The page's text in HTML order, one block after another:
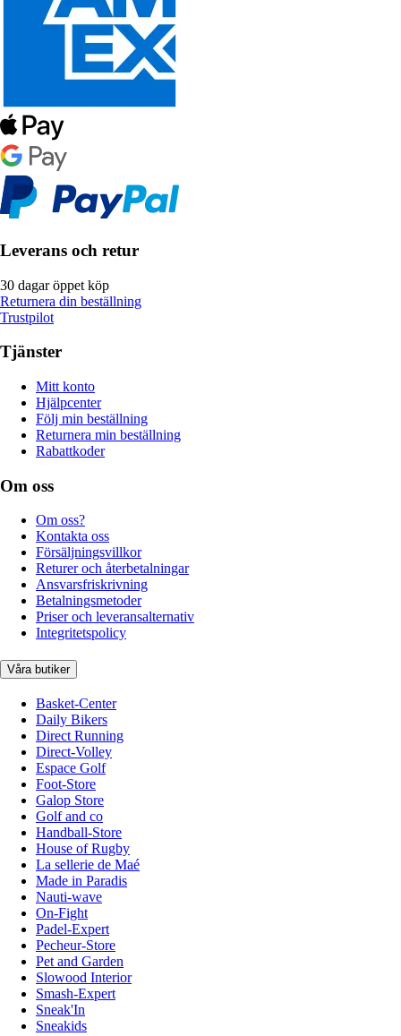
Leverans och retur
30 dagar öppet köp
Returnera din beställning
Trustpilot
Tjänster
Mitt konto
Hjälpcenter
Följ min beställning
Returnera min beställning
Rabattkoder
Om oss
Om oss?
Kontakta oss
Försäljningsvillkor
Returer och återbetalningar
Ansvarsfriskrivning
Betalningsmetoder
Priser och leveransalternativ
Integritetspolicy
Våra butiker
Basket-Center
Daily Bikers
Direct Running
Direct-Volley
Espace Golf
Foot-Store
Galop Store
Golf and co
Handball-Store
House of Rugby
La sellerie de Maé
Made in Paradis
Nauti-wave
On-Fight
Padel-Expert
Pecheur-Store
Pet and Garden
Slowood Interior
Smash-Expert
Sneak'In
Sneakids